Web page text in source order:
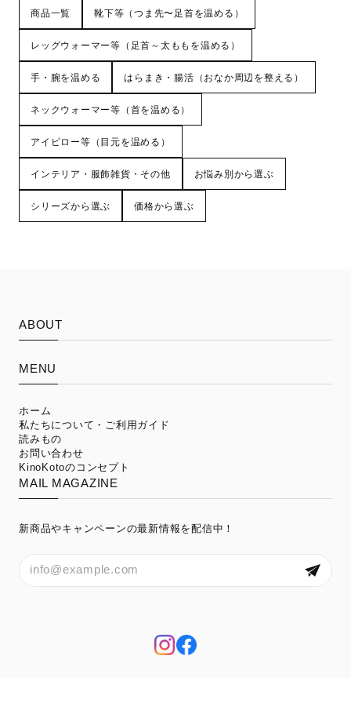
商品一覧 靴下等（つま先〜足首を温める）
レッグウォーマー等（足首～太ももを温める）
手・腕を温める はらまき・腸活（おなか周辺を整える）
ネックウォーマー等（首を温める）
アイピロー等（目元を温める）
インテリア・服飾雑貨・その他 お悩み別から選ぶ
シリーズから選ぶ 価格から選ぶ
ABOUT
MENU
ホーム
私たちについて・ご利用ガイド
読みもの
お問い合わせ
KinoKotoのコンセプト
MAIL MAGAZINE
新商品やキャンペーンの最新情報を配信中！